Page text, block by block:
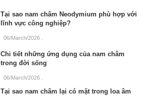
Tại sao nam châm Neodymium phù hợp với
lĩnh vực công nghiệp?
06/March/2026
Chi tiết những ứng dụng của nam châm
trong đời sống
06/March/2026
Tại sao nam châm lại có mặt trong loa âm